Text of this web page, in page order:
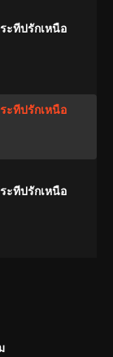
ะทีปรักเหนือ
ะทีปรักเหนือ
ะทีปรักเหนือ
ทีปรักเหนือ